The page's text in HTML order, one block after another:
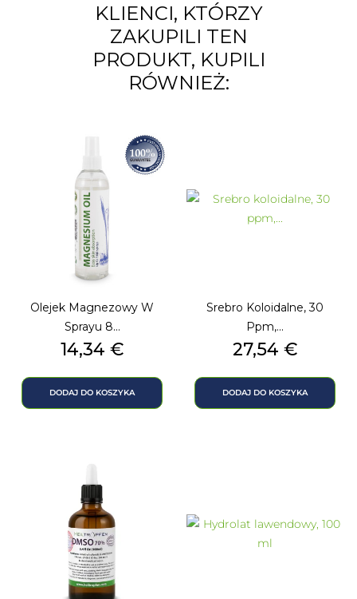
KLIENCI, KTÓRZY
ZAKUPILI TEN
PRODUKT, KUPILI
RÓWNIEŻ:
Olejek Magnezowy W
Sprayu 8...
Cena
14,34 €
DODAJ DO KOSZYKA
Srebro Koloidalne, 30
Ppm,...
Cena
27,54 €
DODAJ DO KOSZYKA